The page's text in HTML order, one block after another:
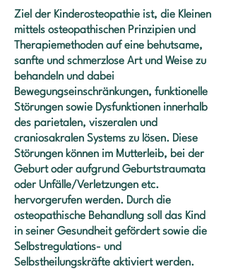
Ziel der Kinderosteopathie ist, die Kleinen
mittels osteopathischen Prinzipien und
Therapiemethoden auf eine behutsame,
sanfte und schmerzlose Art und Weise zu
behandeln und dabei
Bewegungseinschränkungen, funktionelle
Störungen sowie Dysfunktionen innerhalb
des parietalen, viszeralen und
craniosakralen Systems zu lösen. Diese
Störungen können im Mutterleib, bei der
Geburt oder aufgrund Geburtstraumata
oder Unfälle/Verletzungen etc.
hervorgerufen werden. Durch die
osteopathische Behandlung soll das Kind
in seiner Gesundheit gefördert sowie die
Selbstregulations- und
Selbstheilungskräfte aktiviert werden.